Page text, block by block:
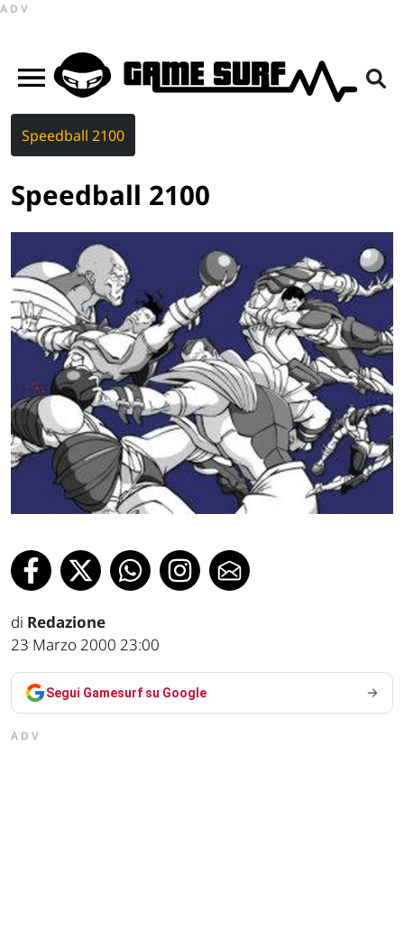
ADV
Speedball 2100
Speedball 2100
di Redazione
23 Marzo 2000 23:00
Segui Gamesurf su Google
ADV